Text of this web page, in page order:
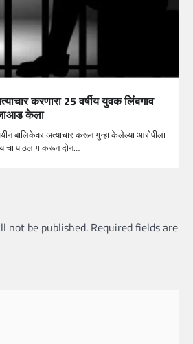
करणारा 25 वर्षीय युवक लिंबगाव
केला
बालिकेवर अत्याचार करून गुन्हा केलेल्या आरोपीला
पाठलाग करून दोन…
not be published. Required fields are